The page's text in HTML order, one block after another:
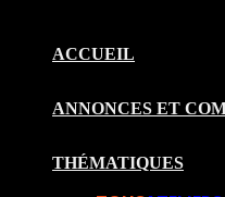
ACCUEIL
ANNONCES ET
THÉMATIQUES